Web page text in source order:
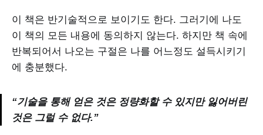
이 책은 반기술적으로 보이기도 한다. 그러기에 나도
이 책의 모든 내용에 동의하지 않는다. 하지만 책 속에
반복되어서 나오는 구절은 나를 어느정도 설득시키기
에 충분했다.
“기술을 통해 얻은 것은 정량화할 수 있지만 잃어버린
것은 그럴 수 없다.”